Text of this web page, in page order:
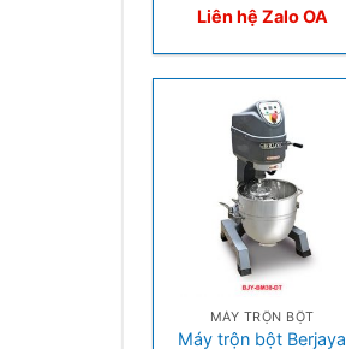
Liên hệ Zalo OA
MÁY TRỘN BỘT
Máy trộn bột Berjaya